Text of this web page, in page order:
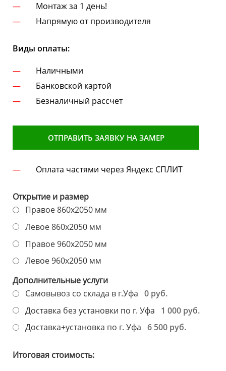
Монтаж за 1 день!
Напрямую от производителя
Виды оплаты:
Наличными
Банковской картой
Безналичный рассчет
ОТПРАВИТЬ ЗАЯВКУ НА ЗАМЕР
Оплата частями через Яндекс СПЛИТ
Открытие и размер
Правое 860х2050 мм
Левое 860х2050 мм
Правое 960х2050 мм
Левое 960х2050 мм
Дополнительные услуги
Самовывоз со склада в г.Уфа 0 руб.
Доставка без установки по г. Уфа
1 000 руб.
Доставка+установка по г. Уфа 6 500 руб.
Итоговая стоимость: